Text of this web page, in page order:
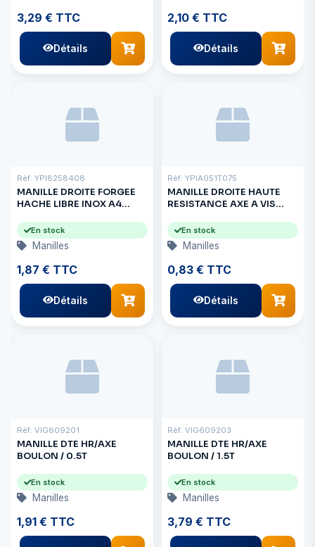
3,29 € TTC
Détails
2,10 € TTC
Détails
Réf: YPI8258408
MANILLE DROITE FORGEE
HACHE LIBRE INOX A4
En stock
Manilles
1,87 € TTC
Détails
Réf: YPIA051T075
MANILLE DROITE HAUTE
RESISTANCE AXE A VIS
En stock
Manilles
0,83 € TTC
Détails
Réf: VIG609201
MANILLE DTE HR/AXE
BOULON / 0.5T
En stock
Manilles
1,91 € TTC
Réf: VIG609203
MANILLE DTE HR/AXE
BOULON / 1.5T
En stock
Manilles
3,79 € TTC